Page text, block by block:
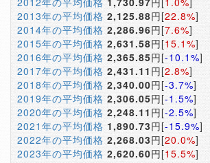
2013年の平均価格 2,125.88円[22.8%]
2014年の平均価格 2,286.96円[7.6%]
2015年の平均価格 2,631.58円[15.1%]
2016年の平均価格 2,365.85円[-10.1%]
2017年の平均価格 2,431.11 円[2.8%]
2018年の平均価格 2,340.00円[-3.7%]
2019年の平均価格 2,306.05円[-1.5%]
2020年の平均価格 2,248.11 円[-2.5%]
2021年の平均価格 1,890.73円[-15.9%]
2022年の平均価格 2,268.03円[20.0%]
2023年の平均価格 2,620.60円[15.5%]